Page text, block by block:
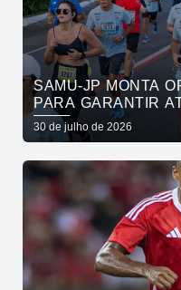
SAMU-JP MONTA
PARA GARANTIR
ATLETAS DA
DE JOÃO PESSOA
30 de julho de 2026